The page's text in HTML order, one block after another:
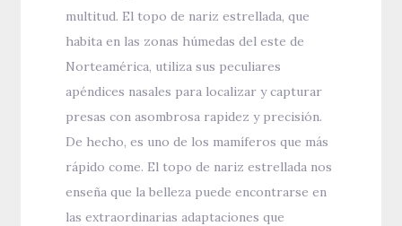
multitud. El topo de nariz estrellada, que
habita en las zonas húmedas del este de
Norteamérica, utiliza sus peculiares
apéndices nasales para localizar y capturar
presas con asombrosa rapidez y precisión.
De hecho, es uno de los mamíferos que más
rápido come. El topo de nariz estrellada nos
enseña que la belleza puede encontrarse en
las extraordinarias adaptaciones que